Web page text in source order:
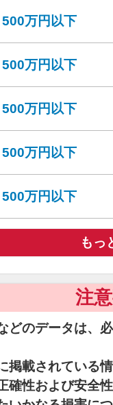
500万円以下
500万円以下
500万円以下
500万円以下
500万円以下
もっ
注
どのデータは、
掲載されている
確性および安全